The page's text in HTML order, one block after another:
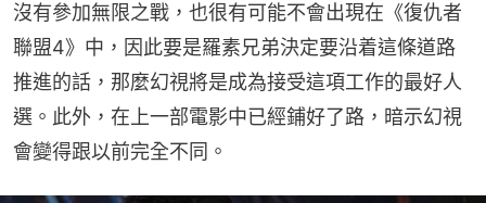
沒有參加無限之戰，也很有可能不會出現在《復仇者
聯盟4》中，因此要是羅素兄弟決定要沿着這條道路
推進的話，那麼幻視將是成為接受這項工作的最好人
選。此外，在上一部電影中已經鋪好了路，暗示幻視
會變得跟以前完全不同。